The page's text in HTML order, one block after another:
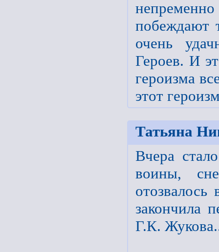
побеждают
очень
Героев. И
героизма
этот
Татьяна
Вчера
воины,
закончила
Г.К.